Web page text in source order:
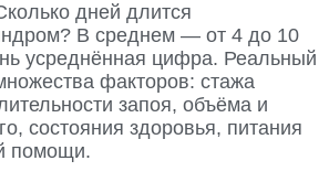
дней длится
В среднем — от 4 до 10
усреднённая цифра. Реальный
факторов: стажа
запоя, объёма и
состояния здоровья, питания
помощи.